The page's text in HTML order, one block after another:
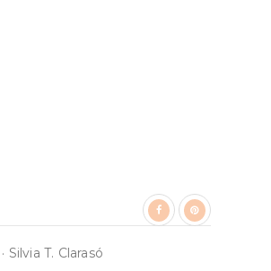
· Silvia T. Clarasó